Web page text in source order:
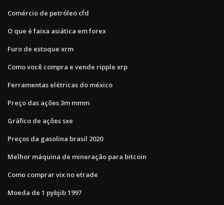
Comércio de petróleo cfd
O que é faixa asiática em forex
Furo de estoque xrm
Como você compra e vende ripple xrp
Ferramentas elétricas do méxico
Preço das ações 3m mmm
Gráfico de ações sxe
Preços da gasolina brasil 2020
Melhor máquina de mineração para bitcoin
Como comprar vix no etrade
Moeda de 1 pybjib 1997